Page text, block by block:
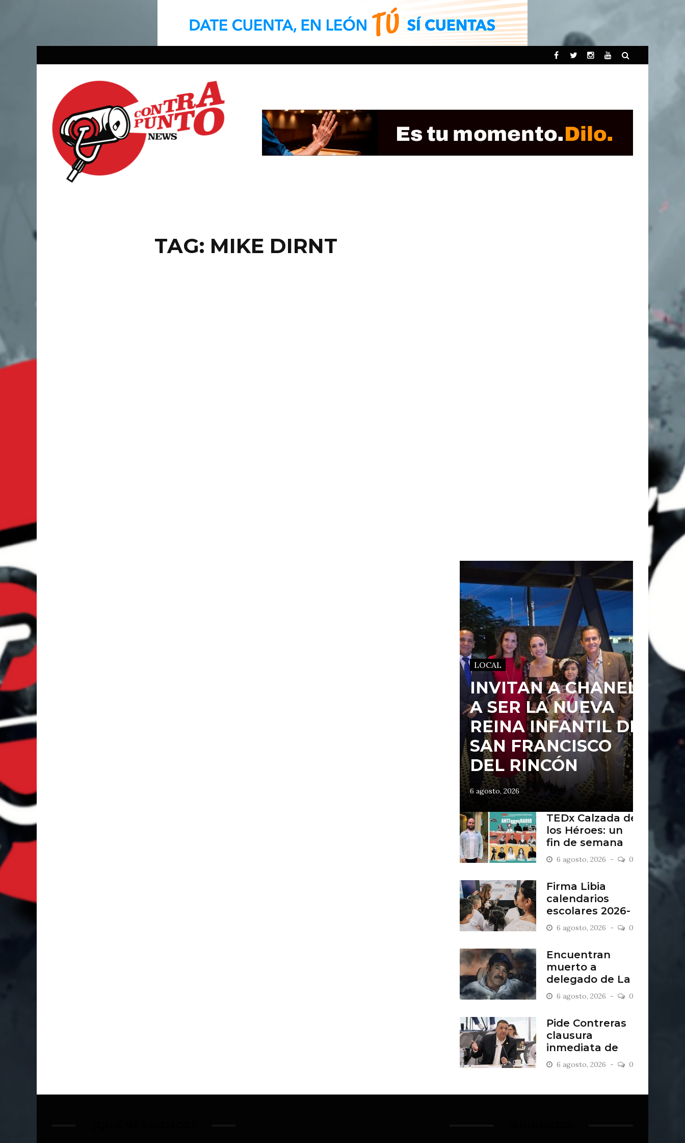
TAG: MIKE DIRNT
LOCAL
INVITAN A CHANEL
A SER LA NUEVA
REINA INFANTIL DE
SAN FRANCISCO
DEL RINCÓN
6 agosto, 2026
TEDx Calzada de
los Héroes: un
fin de semana
“Antiordinario”
en León
6 agosto, 2026 0
Firma Libia
calendarios
escolares 2026-
2027
6 agosto, 2026 0
Encuentran
muerto a
delegado de La
Sandía
6 agosto, 2026 0
Pide Contreras
clausura
inmediata de
escombrera “Los
Lopez”
6 agosto, 2026 0